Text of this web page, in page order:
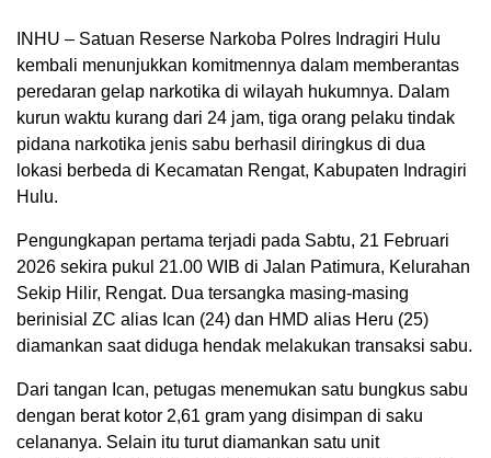
INHU – Satuan Reserse Narkoba Polres Indragiri Hulu
kembali menunjukkan komitmennya dalam memberantas
peredaran gelap narkotika di wilayah hukumnya. Dalam
kurun waktu kurang dari 24 jam, tiga orang pelaku tindak
pidana narkotika jenis sabu berhasil diringkus di dua
lokasi berbeda di Kecamatan Rengat, Kabupaten Indragiri
Hulu.
Pengungkapan pertama terjadi pada Sabtu, 21 Februari
2026 sekira pukul 21.00 WIB di Jalan Patimura, Kelurahan
Sekip Hilir, Rengat. Dua tersangka masing-masing
berinisial ZC alias Ican (24) dan HMD alias Heru (25)
diamankan saat diduga hendak melakukan transaksi sabu.
Dari tangan Ican, petugas menemukan satu bungkus sabu
dengan berat kotor 2,61 gram yang disimpan di saku
celananya. Selain itu turut diamankan satu unit